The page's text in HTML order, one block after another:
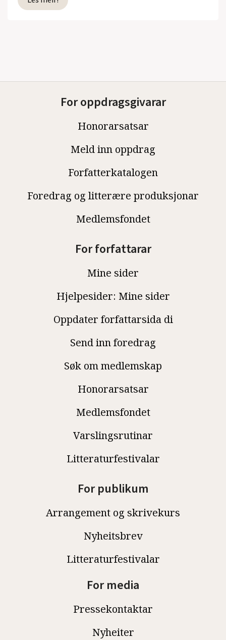
For oppdragsgivarar
Honorarsatsar
Meld inn oppdrag
Forfatterkatalogen
Foredrag og litterære produksjonar
Medlemsfondet
For forfattarar
Mine sider
Hjelpesider: Mine sider
Oppdater forfattarsida di
Send inn foredrag
Søk om medlemskap
Honorarsatsar
Medlemsfondet
Varslingsrutinar
Litteraturfestivalar
For publikum
Arrangement og skrivekurs
Nyheitsbrev
Litteraturfestivalar
For media
Pressekontaktar
Nyheiter